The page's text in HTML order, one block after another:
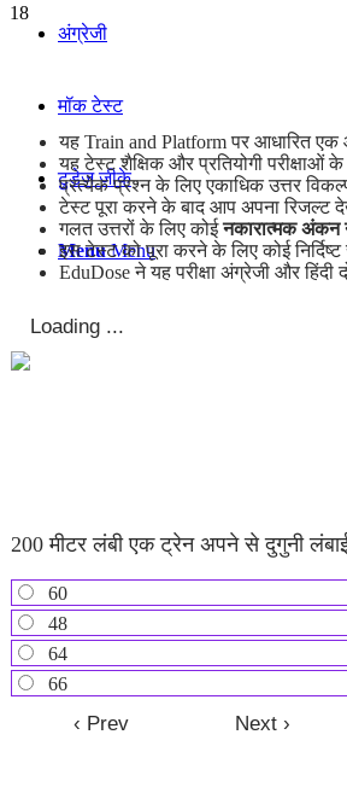
अंग्रेजी
मॉक टेस्ट
टुडेज जीके
Menu Menu
18
यह Train and Platform पर आधारित
यह टेस्ट शैक्षिक और प्रतियोगी परीक्षाओं के
प्रत्येक प्रश्न के लिए एकाधिक उत्तर
टेस्ट पूरा करने के बाद आप अपना रिजल्ट
गलत उत्तरों के लिए कोईनकारात्मक अंकन
इस टेस्ट को पूरा करने के लिए कोई
EduDose ने यह परीक्षा अंग्रेजी और हिंदी
200 मीटर लंबी एक ट्रेन अपने से दुगुनी
60
48
64
66